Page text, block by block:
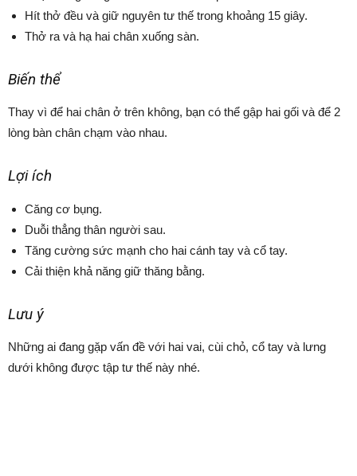
Hít thở đều và giữ nguyên tư thế trong khoảng 15 giây.
Thở ra và hạ hai chân xuống sàn.
Biến thể
Thay vì để hai chân ở trên không, bạn có thể gập hai gối và để 2
lòng bàn chân chạm vào nhau.
Lợi ích
Căng cơ bụng.
Duỗi thẳng thân người sau.
Tăng cường sức mạnh cho hai cánh tay và cổ tay.
Cải thiện khả năng giữ thăng bằng.
Lưu ý
Những ai đang gặp vấn đề với hai vai, cùi chỏ, cổ tay và lưng
dưới không được tập tư thế này nhé.